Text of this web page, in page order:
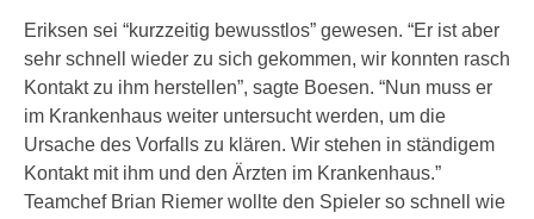
Eriksen sei “kurzzeitig bewusstlos” gewesen. “Er ist aber
sehr schnell wieder zu sich gekommen, wir konnten rasch
Kontakt zu ihm herstellen”, sagte Boesen. “Nun muss er
im Krankenhaus weiter untersucht werden, um die
Ursache des Vorfalls zu klären. Wir stehen in ständigem
Kontakt mit ihm und den Ärzten im Krankenhaus.”
Teamchef Brian Riemer wollte den Spieler so schnell wie